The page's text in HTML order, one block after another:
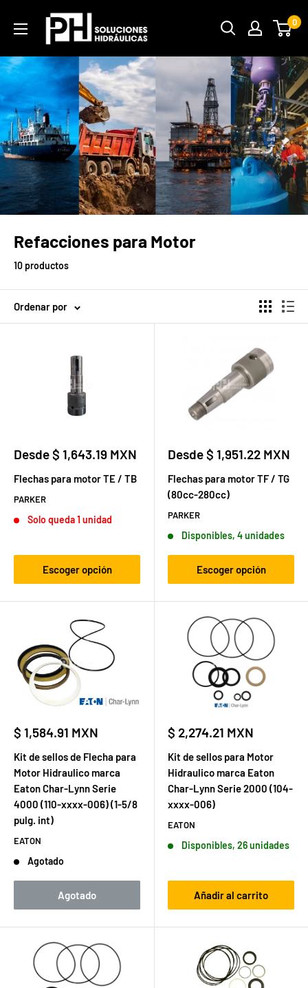
directamente
contenido
PH
Soluciones
Hidráulicas
0
Refacciones para Motor
10 productos
Ordenar por
Precio
venta
Desde $ 1,643.19 MXN
Flechas para motor TE / TB
PARKER
Solo queda 1 unidad
Escoger opción
Precio
venta
Desde $ 1,951.22 MXN
Flechas para motor TF / TG
(80cc-280cc)
PARKER
Disponibles, 4 unidades
Escoger opción
Precio
venta
$ 1,584.91 MXN
Kit de sellos de Flecha para
Motor Hidraulico marca
Eaton Char-Lynn Serie
4000 (110-xxxx-006) (1-5/8
pulg. int)
EATON
Agotado
Agotado
Precio
venta
$ 2,274.21 MXN
Kit de sellos para Motor
Hidraulico marca Eaton
Char-Lynn Serie 2000 (104-
xxxx-006)
EATON
Disponibles, 26 unidades
Añadir al carrito